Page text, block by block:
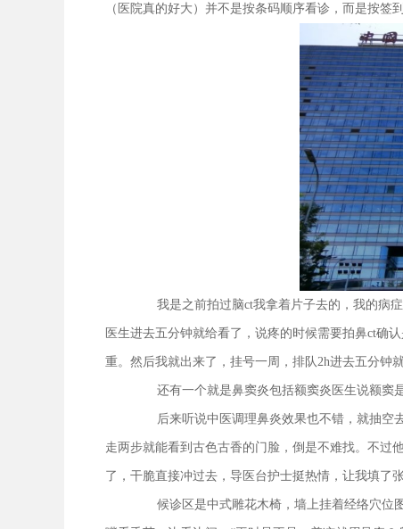
（医院真的好大）并不是按条码顺序看诊，而是按签
我是之前拍过脑ct我拿着片子去的，我的病
医生进去五分钟就给看了，说疼的时候需要拍鼻ct确
重。然后我就出来了，挂号一周，排队2h进去五分钟
还有一个就是鼻窦炎包括额窦炎医生说额窦
后来听说中医调理鼻炎效果也不错，就抽空
走两步就能看到古色古香的门脸，倒是不难找。不
了，干脆直接冲过去，导医台护士挺热情，让我填了
候诊区是中式雕花木椅，墙上挂着经络穴位